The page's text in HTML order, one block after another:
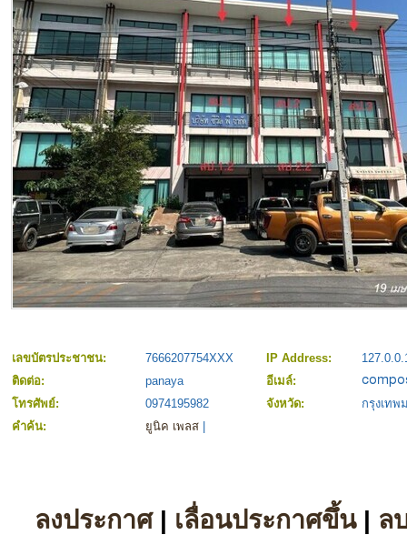
เลขบัตรประชาชน: 7666207754XXX IP Address:
ติดต่อ:
panaya
อีเมล์:
โทรศัพย์:
0974195982 จังหวัด:
กรุงเท
คำค้น:
ยูนิค เพลส
ลงประกาศ| เลื่อนประกาศขึ้น| ล